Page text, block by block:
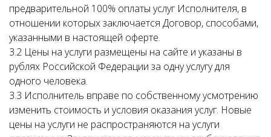
предварительной 100% оплаты услуг Исполнителя, в
отношении которых заключается Договор, способами,
указанными в настоящей оферте.
3.2 Цены на услуги размещены на сайте и указаны в
рублях Российской Федерации за одну услугу для
одного человека.
3.3 Исполнитель вправе по собственному усмотрению
изменить стоимость и условия оказания услуг. Новые
цены на услуги не распространяются на услуги